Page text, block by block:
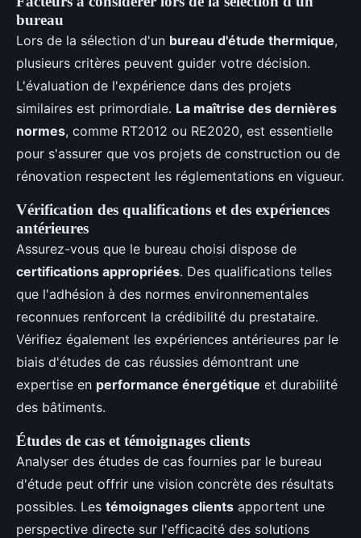
bureau
Lors de la sélection d'un bureau d'étude thermique,
plusieurs critères peuvent guider votre décision.
L'évaluation de l'expérience dans des projets
similaires est primordiale. La maîtrise des dernières
normes, comme RT2012 ou RE2020, est essentielle
pour s'assurer que vos projets de construction ou de
rénovation respectent les réglementations en vigueur.
Vérification des qualifications et des expériences
antérieures
Assurez-vous que le bureau choisi dispose de
certifications appropriées. Des qualifications telles
que l'adhésion à des normes environnementales
reconnues renforcent la crédibilité du prestataire.
Vérifiez également les expériences antérieures par le
biais d'études de cas réussies démontrant une
expertise en performance énergétique et durabilité
des bâtiments.
Études de cas et témoignages clients
Analyser des études de cas fournies par le bureau
d'étude peut offrir une vision concrète des résultats
possibles. Les témoignages clients apportent une
perspective directe sur l'efficacité des solutions